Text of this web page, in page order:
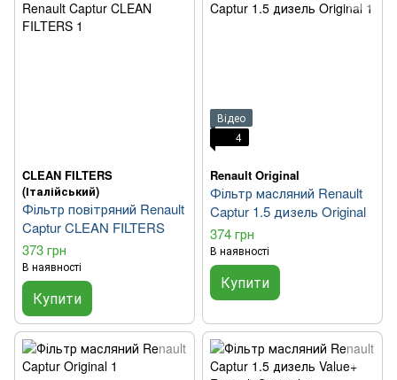
CLEAN FILTERS
(Італійський)
Фільтр повітряний Renault
Captur CLEAN FILTERS
373 грн
В наявності
Купити
Відео
4
Renault Original
Фільтр масляний Renault
Captur 1.5 дизель Original
374 грн
В наявності
Купити